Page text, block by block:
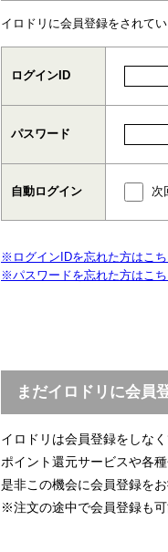
イロドリに会員登録をされて
ログインID
パスワード
自動ログイン 次
※ログインIDを忘れた方はこち
※パスワードを忘れた方はこち
まだイロドリに会員
イロドリは会員登録をしな
ポイント還元サービスや各
是非この機会に会員登録をお
※注文の途中で会員登録も可